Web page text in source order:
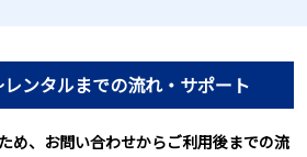
ンタルまでの流れ・サポート
め、お問い合わせからご利用後までの流